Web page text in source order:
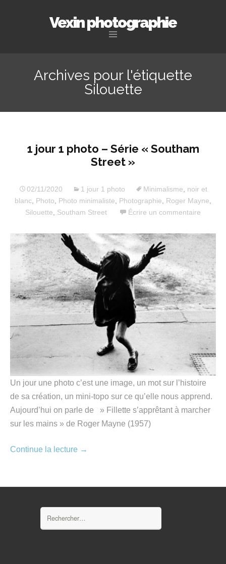
Vexin photographie
contenu
principal
Archives pour l'étiquette
Silouette
1 jour 1 photo – Série « Southam
Street »
02/11/2020 1 jour 1 photo Minimalisme
noir et
blanc Photo Photo minimaliste Photographie Roger Mayne
Silouette
Southam Street Écrire un commentaire
Un jour une photo c’est une image, un mot sur l’histoire
de sa création, un mini-topo sur ce qu’elle nous apprend.
Aujourd’hui on parle de » Fillette s’apprêtant à marcher
sur les mains » de Roger Mayne (1957)
Continue la lecture →